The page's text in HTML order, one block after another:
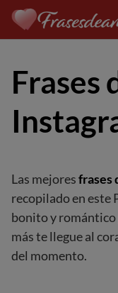
Saltar
contenido
Frases
Las mejoresfrases
recopilado en este
bonito y romántico
más te llegue al
del momento.